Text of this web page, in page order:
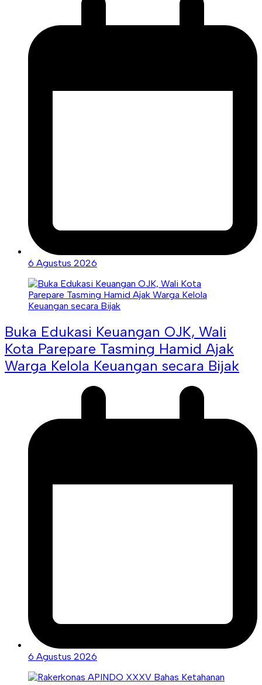
6 Agustus 2026
Buka Edukasi Keuangan OJK, Wali
Kota Parepare Tasming Hamid Ajak
Warga Kelola Keuangan secara Bijak
6 Agustus 2026